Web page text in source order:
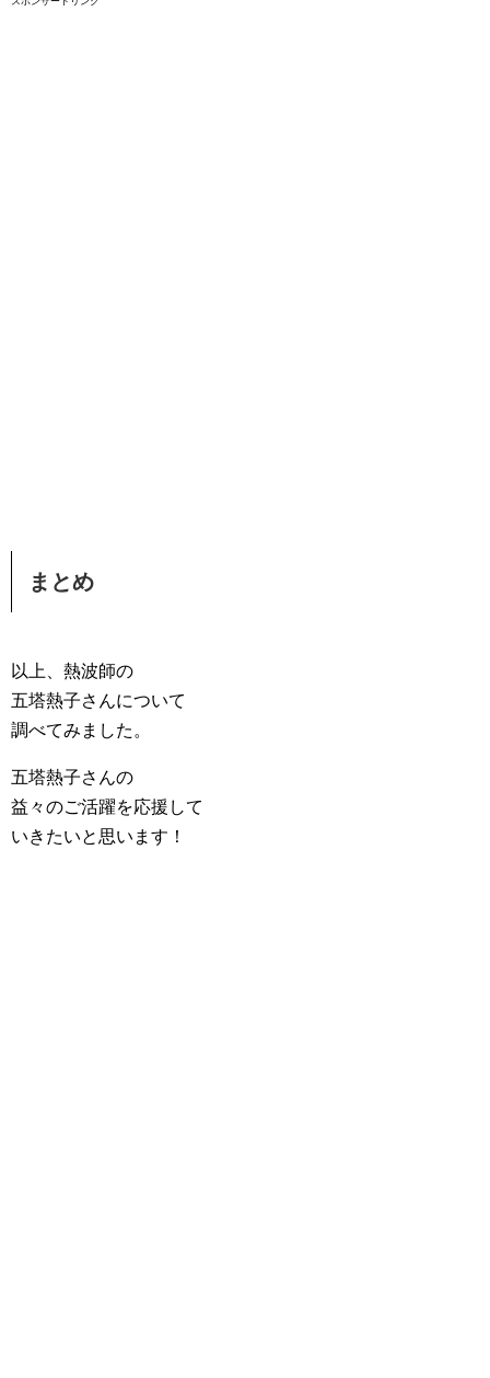
まとめ
以上、熱波師の
五塔熱子さんについて
調べてみました。
五塔熱子さんの
益々のご活躍を応援して
いきたいと思います！